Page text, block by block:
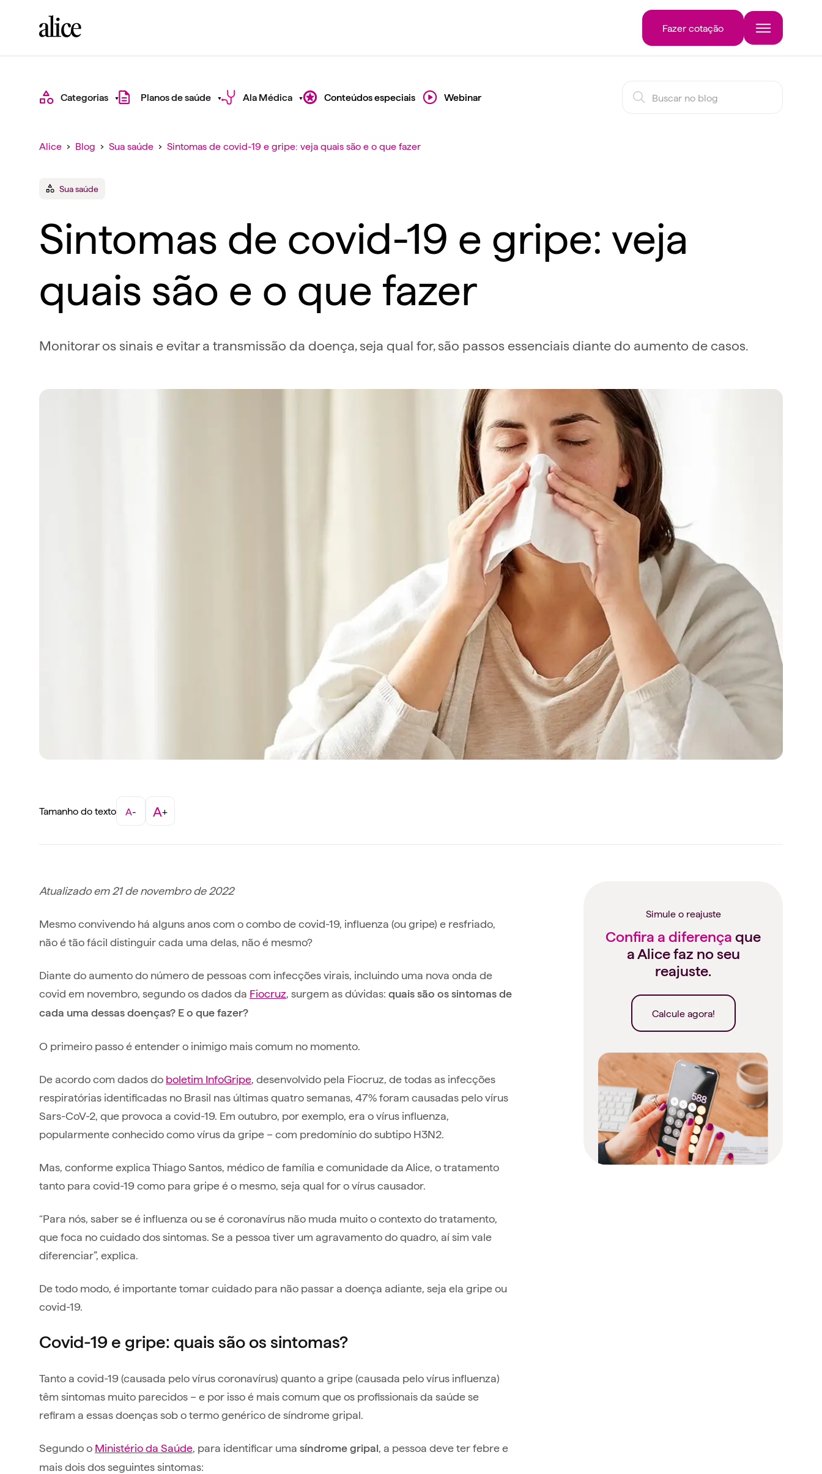
Fazer cotação
Categorias Planos de saúde Ala Médica Conteúdos especiais Webinar
Alice › Blog › Sua saúde › Sintomas de covid-19 e gripe: veja quais são e o que fazer
Sua saúde
Sintomas de covid-19 e gripe: veja
quais são e o que fazer
Monitorar os sinais e evitar a transmissão da doença, seja qual for, são passos essenciais diante do aumento de casos.
Tamanho do texto A- A+
Atualizado em 21 de novembro de 2022
Mesmo convivendo há alguns anos com o combo de covid-19, influenza (ou gripe) e resfriado,
não é tão fácil distinguir cada uma delas, não é mesmo?
Diante do aumento do número de pessoas com infecções virais, incluindo uma nova onda de
covid em novembro, segundo os dados da Fiocruz, surgem as dúvidas: quais são os sintomas de
cada uma dessas doenças? E o que fazer?
O primeiro passo é entender o inimigo mais comum no momento.
De acordo com dados do boletim InfoGripe, desenvolvido pela Fiocruz, de todas as infecções
respiratórias identificadas no Brasil nas últimas quatro semanas, 47% foram causadas pelo vírus
Sars-CoV-2, que provoca a covid-19. Em outubro, por exemplo, era o vírus influenza,
popularmente conhecido como vírus da gripe – com predomínio do subtipo H3N2.
Mas, conforme explica Thiago Santos, médico de família e comunidade da Alice, o tratamento
tanto para covid-19 como para gripe é o mesmo, seja qual for o vírus causador.
“Para nós, saber se é influenza ou se é coronavírus não muda muito o contexto do tratamento,
que foca no cuidado dos sintomas. Se a pessoa tiver um agravamento do quadro, aí sim vale
diferenciar”, explica.
De todo modo, é importante tomar cuidado para não passar a doença adiante, seja ela gripe ou
covid-19.
Covid-19 e gripe: quais são os sintomas?
Tanto a covid-19 (causada pelo vírus coronavírus) quanto a gripe (causada pelo vírus influenza)
têm sintomas muito parecidos – e por isso é mais comum que os profissionais da saúde se
refiram a essas doenças sob o termo genérico de síndrome gripal.
Segundo o Ministério da Saúde, para identificar uma síndrome gripal, a pessoa deve ter febre e
mais dois dos seguintes sintomas:
Simule o reajuste
Confira a diferença que
a Alice faz no seu
reajuste.
Calcule agora!